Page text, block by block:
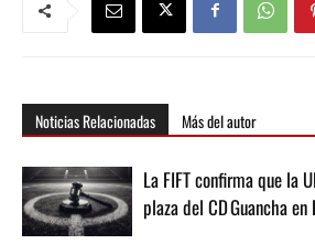
Noticias Relacionadas Más del autor
La FIFT confirma que la
plaza del CD Guancha